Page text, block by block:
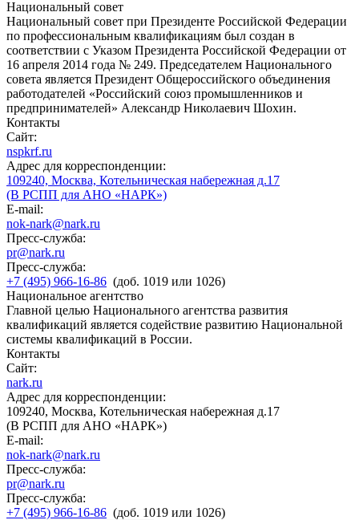
Национальный совет
Национальный совет при Президенте Российской Федерации
по профессиональным квалификациям был создан в
соответствии с Указом Президента Российской Федерации от
16 апреля 2014 года № 249. Председателем Национального
совета является Президент Общероссийского объединения
работодателей «Российский союз промышленников и
предпринимателей» Александр Николаевич Шохин.
Контакты
Сайт:
nspkrf.ru
Адрес для корреспонденции:
109240, Москва, Котельническая набережная д.17
(В РСПП для АНО «НАРК»)
E-mail:
nok-nark@nark.ru
Пресс-служба:
pr@nark.ru
Пресс-служба:
+7 (495) 966-16-86 (доб. 1019 или 1026)
Национальное агентство
Главной целью Национального агентства развития
квалификаций является содействие развитию Национальной
системы квалификаций в России.
Контакты
Сайт:
nark.ru
Адрес для корреспонденции:
109240, Москва, Котельническая набережная д.17
(В РСПП для АНО «НАРК»)
E-mail:
nok-nark@nark.ru
Пресс-служба:
pr@nark.ru
Пресс-служба:
+7 (495) 966-16-86 (доб. 1019 или 1026)